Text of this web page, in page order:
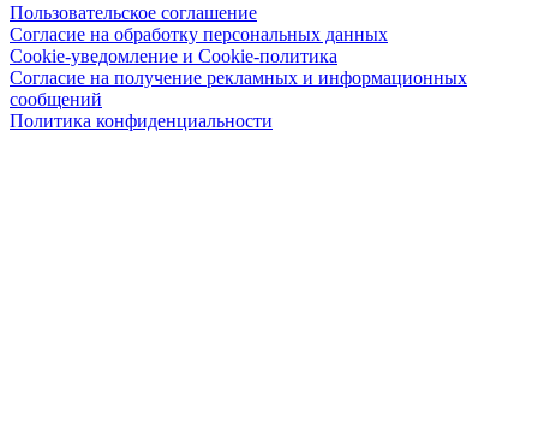
Пользовательское соглашение
Согласие на обработку персональных данных
Cookie-уведомление и Cookie-политика
Согласие на получение рекламных и информационных
сообщений
Политика конфиденциальности